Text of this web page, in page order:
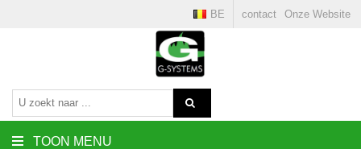
contact Onze Website
BE
TOON MENU